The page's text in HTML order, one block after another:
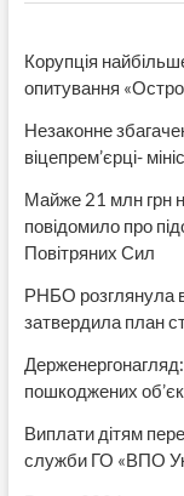
Корупція
опитування
Незаконне
віцепрем’єрці-
Майже 21 млн грн
повідомило про
Повітряних Сил
РНБО розглянула
затвердила план
пошкоджених
Виплати дітям
служби ГО «ВПО